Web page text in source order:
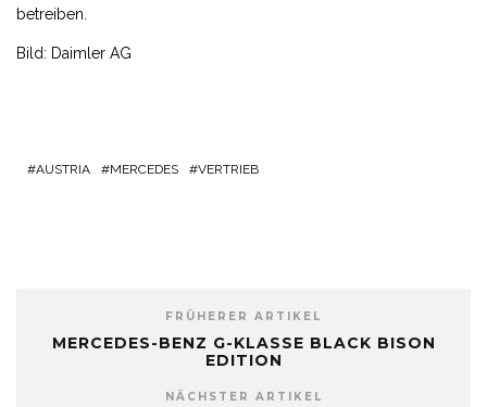
betreiben.
Bild: Daimler AG
AUSTRIA MERCEDES VERTRIEB
FRÜHERER ARTIKEL
MERCEDES-BENZ G-KLASSE BLACK BISON
EDITION
NÄCHSTER ARTIKEL